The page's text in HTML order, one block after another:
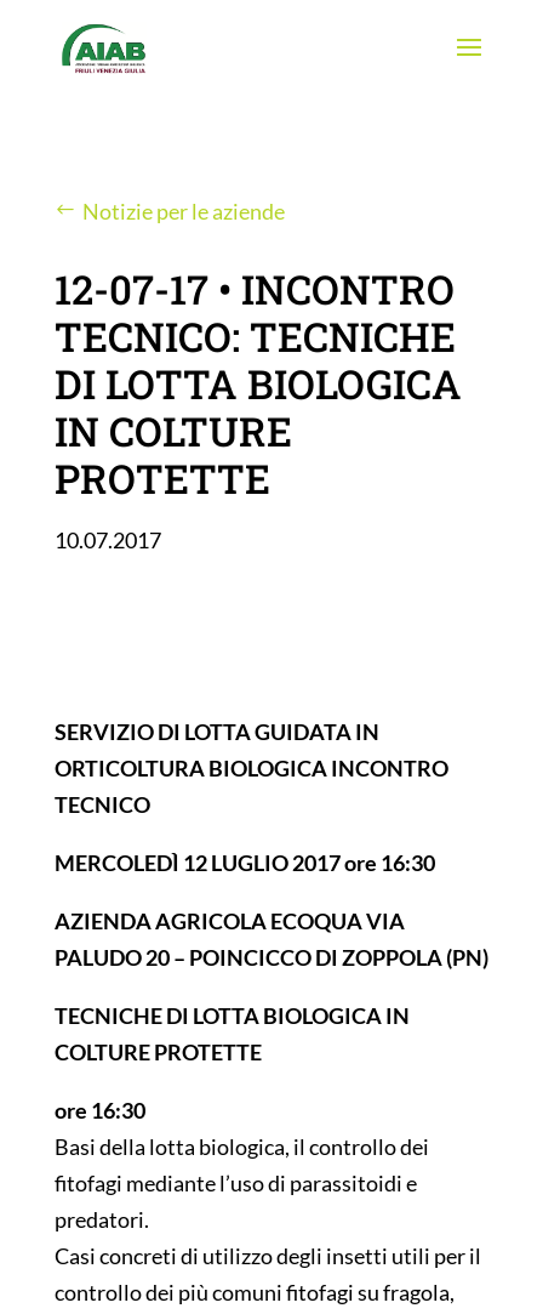
Notizie per le aziende
12-07-17 • INCONTRO
TECNICO: TECNICHE
DI LOTTA BIOLOGICA
IN COLTURE
PROTETTE
10.07.2017
SERVIZIO DI LOTTA GUIDATA IN
ORTICOLTURA BIOLOGICA INCONTRO
TECNICO
MERCOLEDÌ 12 LUGLIO 2017 ore 16:30
AZIENDA AGRICOLA ECOQUA VIA
PALUDO 20 – POINCICCO DI ZOPPOLA (PN)
TECNICHE DI LOTTA BIOLOGICA IN
COLTURE PROTETTE
ore 16:30
Basi della lotta biologica, il controllo dei
fitofagi mediante l’uso di parassitoidi e
predatori.
Casi concreti di utilizzo degli insetti utili per il
controllo dei più comuni fitofagi su fragola,